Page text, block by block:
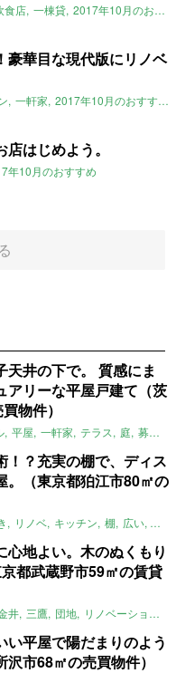
食店 一棟貸 2017年10月のおすすめ
豪華目な現代版にリノベ
一軒家 2017年10月のおすすめ
はじめよう。
年10月のおすすめ
天井の下で。 質感にま
アリーな平屋戸建て（茨
物件）
平屋 一軒家 テラス 庭 募集中
！？充実の棚で、ディス
。（東京都狛江市80㎡の
リノベ キッチン 棚 広い ガイ
心地よい。木のぬくもり
都武蔵野市59㎡の賃貸
井 三鷹 団地 リノベーション
い平屋で陽だまりのよう
市68㎡の売買物件）